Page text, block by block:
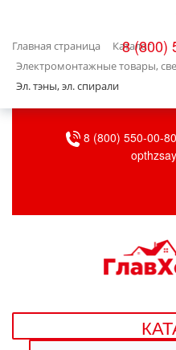
8 (800)
Главная страница
Каталог
Электромонтажные товары,
Эл. тэны, эл. спирали
БЫТОВАЯ ТЕХНИКА
ВЕНТИЛЯЦИЯ
ДАЧА, САД И ОГОРОД
ДЕТСКИЕ ТОВАРЫ
8 (800) 550-00-